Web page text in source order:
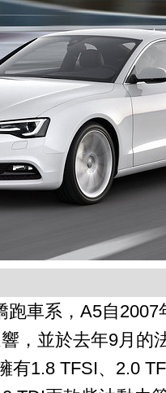
跑車系，A5自2007
，並於去年9月的
有1.8 TFSI、2.0